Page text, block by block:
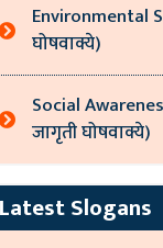
Environmental
घोषवाक्ये)
Social
जागृती घोषवाक्ये)
Latest Slogans